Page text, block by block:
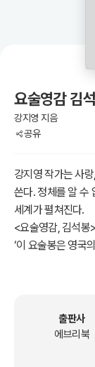
요술영감 김
강지영 지음
공유
강지영 작가는 사
쓴다. 정체를 알 수
세계가 펼쳐진다.
<요술영감, 김석봉>
‘이 요술봉은 영국
로 젊음을 되찾고
출판사
에브리북